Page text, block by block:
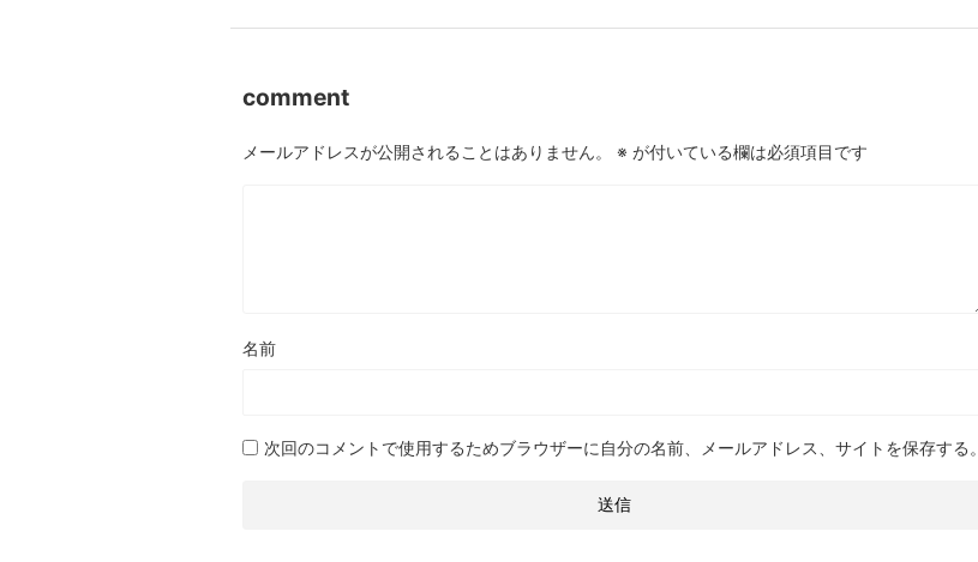
comment
メールアドレスが公開されることはありません。 ※ が付いている欄は必須項目です
名前
次回のコメントで使用するためブラウザーに自分の名前、メールアドレス、サイトを保存する。